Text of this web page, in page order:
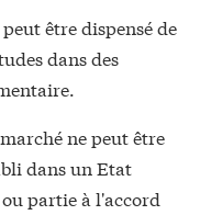
être dispensé de
dans des
ne peut être
dans un Etat
partie à l'accord